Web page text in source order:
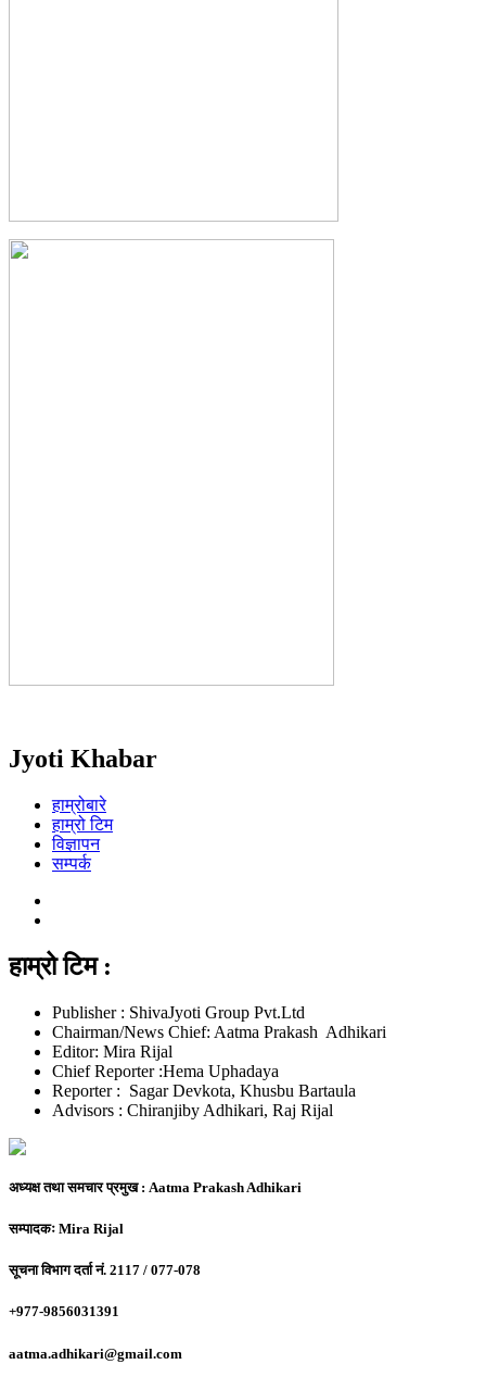
Jyoti Khabar
हाम्रोबारे
हाम्रो टिम
विज्ञापन
सम्पर्क
हाम्रो टिम :
Publisher : ShivaJyoti Group Pvt.Ltd
Chairman/News Chief: Aatma Prakash Adhikari
Editor: Mira Rijal
Chief Reporter :Hema Uphadaya
Reporter : Sagar Devkota, Khusbu Bartaula
Advisors : Chiranjiby Adhikari, Raj Rijal
अध्यक्ष तथा समचार प्रमुख : Aatma Prakash Adhikari
सम्पादकः Mira Rijal
सूचना विभाग दर्ता नं. 2117 / 077-078
+977-9856031391
aatma.adhikari@gmail.com